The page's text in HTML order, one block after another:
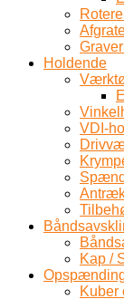
Holdende
VDI-
Kap /
Kuber